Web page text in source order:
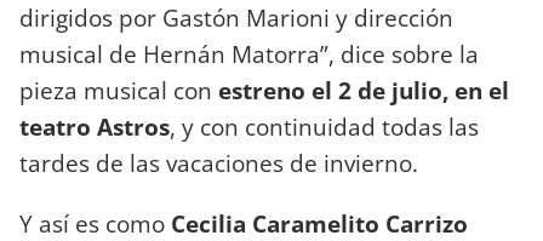
dirigidos por Gastón Marioni y dirección
musical de Hernán Matorra”, dice sobre la
pieza musical con estreno el 2 de julio, en el
teatro Astros, y con continuidad todas las
tardes de las vacaciones de invierno.
Y así es como Cecilia Caramelito Carrizo